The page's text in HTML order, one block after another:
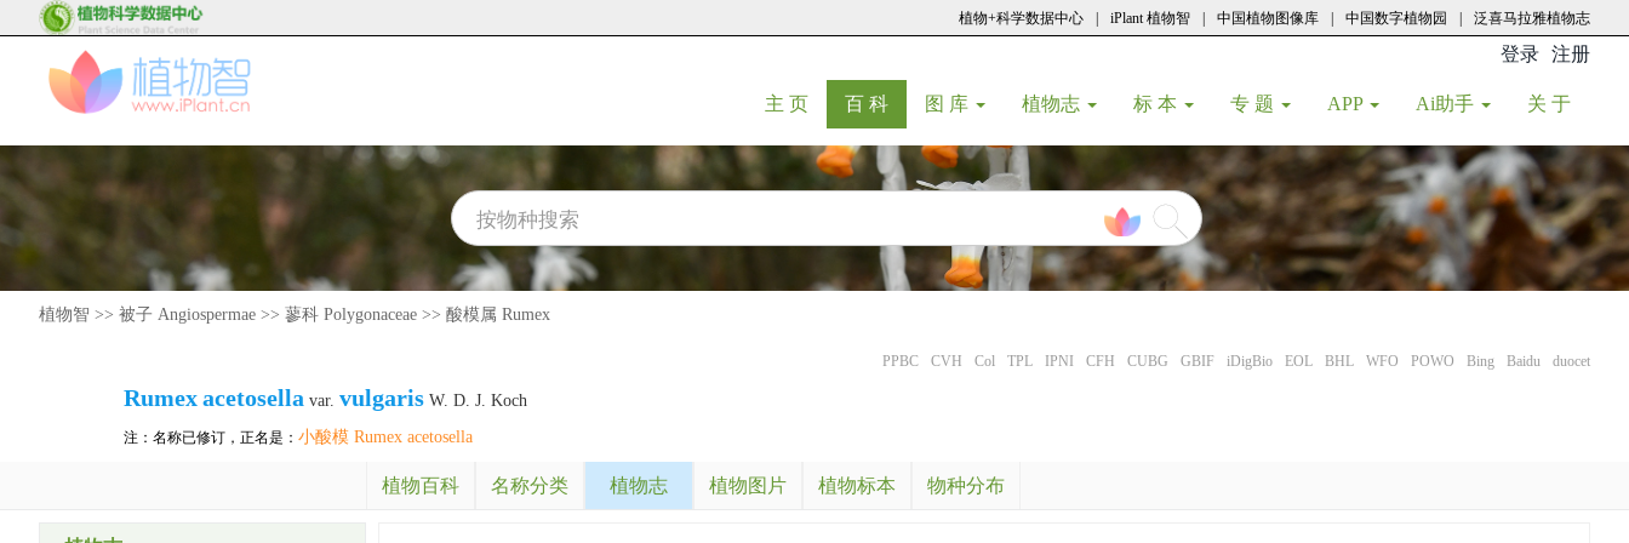
植物+科学数据中心 iPlant 植物智 中国植物图像库 中国数字植物园 泛喜马拉雅植物志
登录 注册
主 页(current)
百 科(current)
图 库 植物志 标 本 专 题 APP Ai助手 关 于
植物智 >> 被子 Angiospermae >> 蓼科 Polygonaceae >> 酸模属 Rumex
PPBC CVH Col TPL IPNI CFH CUBG GBIF iDigBio EOL BHL WFO POWO Bing Baidu duocet
Rumexacetosella var. vulgaris W. D. J. Koch
注：名称已修订，正名是： 小酸模 Rumex acetosella
植物百科 名称分类 植物志 植物图片 植物标本 物种分布